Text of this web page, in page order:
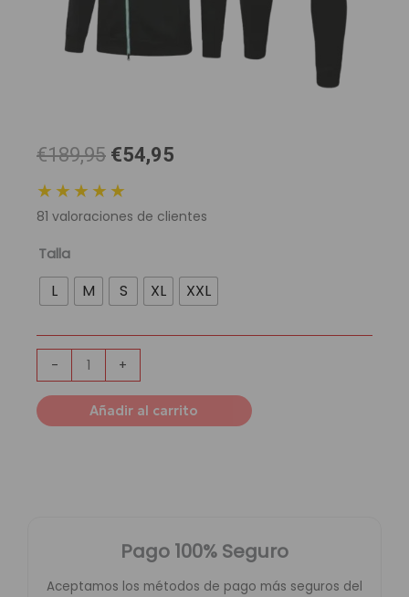
€189,95 El
original
era:
€54,95
es:
★★★★★
81 valoraciones de clientes
Talla
L M S XL XXL
-
Chándal
con
Capucha
Madrid
cantidad
+
Añadir al carrito
Pago 100% Seguro
Aceptamos los métodos de pago más seguros del